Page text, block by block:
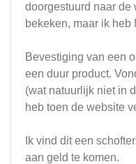
doorgestuurd naar de
bekeken, maar ik heb
Bevestiging van een
een duur product.
(wat natuurlijk niet in
heb toen de website
Ik vind dit een
aan geld te komen.